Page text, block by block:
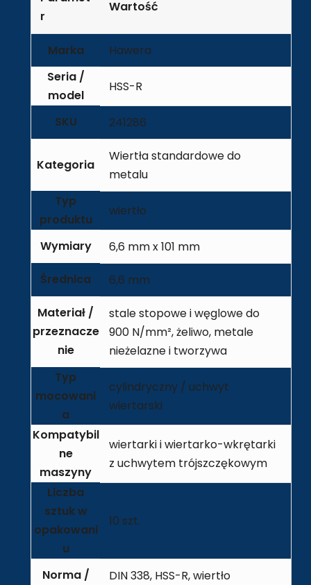
r
Wartość
Marka
Hawera
Seria /
model
HSS-R
SKU 241286
Kategoria
Wiertła standardowe do
metalu
Typ
produktu
wiertło
Wymiary 6,6 mm x 101 mm
Średnica 6,6 mm
Materiał /
przeznacze
nie
stale stopowe i węglowe do
900 N/mm², żeliwo, metale
nieżelazne i tworzywa
Typ
mocowani
a
cylindryczny / uchwyt
wiertarski
Kompatybil
ne
maszyny
wiertarki i wiertarko-wkrętarki
z uchwytem trójszczękowym
Liczba
sztuk w
opakowani
u
10 szt.
Norma /
DIN 338, HSS-R, wiertło